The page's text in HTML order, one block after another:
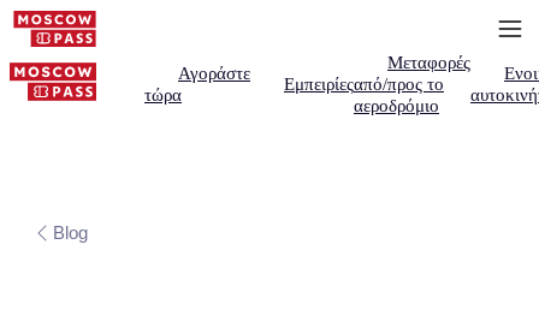
Αγοράστε
τώρα
Εμπειρίες
Μεταφορές
από/προς το
αεροδρόμιο
Blog